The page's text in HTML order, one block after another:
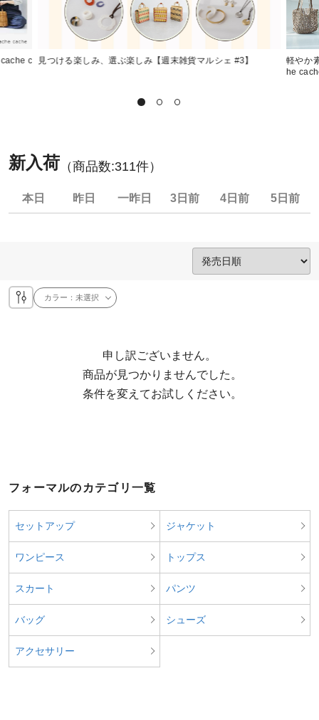
c 見つける楽しみ、選ぶ楽しみ【週末雑貨マルシェ #3】
軽やか
he
新入荷 （商品数:311件）
本日 昨日 一昨日 3日前 4日前 5日前
カラー：未選択
申し訳ございません。
  条件を変えてお試しください。
フォーマルのカテゴリ一覧
セットアップ ジャケット
ワンピース トップス
スカート パンツ
バッグ シューズ
アクセサリー